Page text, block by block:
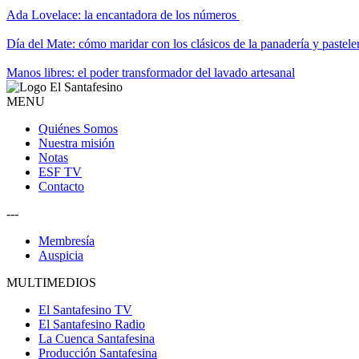
Ada Lovelace: la encantadora de los números
Día del Mate: cómo maridar con los clásicos de la panadería y
Manos libres: el poder transformador del lavado artesanal
MENU
Quiénes Somos
Nuestra misión
Notas
ESF TV
Contacto
---
Membresía
Auspicia
MULTIMEDIOS
El Santafesino TV
El Santafesino Radio
La Cuenca Santafesina
Producción Santafesina